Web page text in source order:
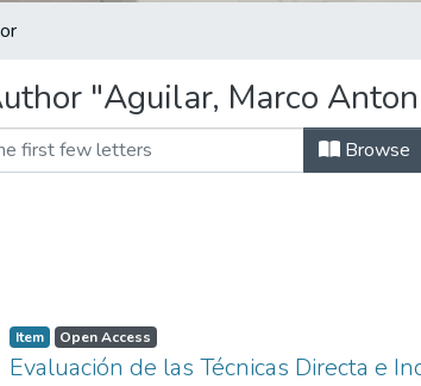
"Aguilar, Marco
Browse
Item Open Access
Evaluación de las Técnicas Directa e